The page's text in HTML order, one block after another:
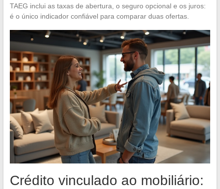
TAEG inclui as taxas de abertura, o seguro opcional e os juros:
é o único indicador confiável para comparar duas ofertas.
Crédito vinculado ao mobiliário: